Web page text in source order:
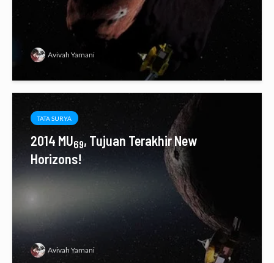
Avivah Yamani
TATA SURYA
2014 MU69, Tujuan Terakhir New
Horizons!
Avivah Yamani